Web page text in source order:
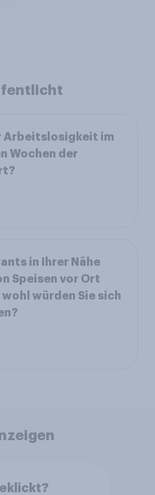
Arbeitslosigkeit im
Wochen der
in Ihrer Nähe
Speisen vor Ort
würden Sie sich